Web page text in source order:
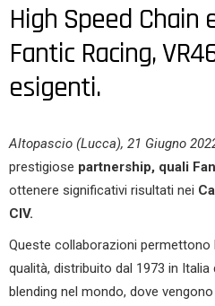
High Speed Chain
Fantic Racing,
esigenti.
Altopascio (Lucca), 21 Giugno
prestigiose partnership, quali
ottenere significativi risultati nei
CIV.
Queste collaborazioni permettono
qualità, distribuito dal 1973 in Italia
blending nel mondo, dove